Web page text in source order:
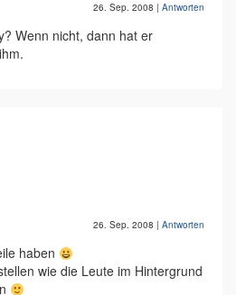
26. Sep. 2008 | Antworten
Wenn nicht, dann hat er
26. Sep. 2008 | Antworten
haben
wie die Leute im Hintergrund